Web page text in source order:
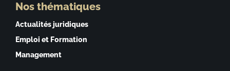
Nos thématiques
Actualités juridiques
Emploi et Formation
Management